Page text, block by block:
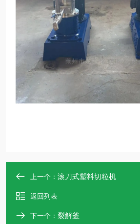
上一个： 滚刀式塑料切粒机
返回列表
下一个： 裂解釜